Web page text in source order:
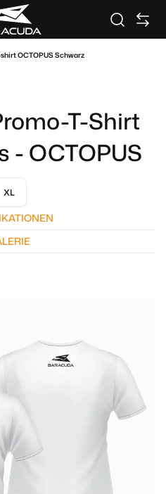
OCTOPUS Schwarz
T-Shirt
- OCTOPUS
XL